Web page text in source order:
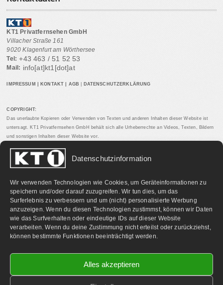
Datenschutzinformation
Wir verwenden Technologien wie Cookies, um Geräteinformationen zu
speichern und/oder darauf zuzugreifen. Wir tun dies, um das
Surferlebnis zu verbessern und um (nicht) personalisierte Werbung
anzuzeigen. Wenn du diesen Technologien zustimmst, können wir Daten
wie das Surfverhalten oder eindeutige IDs auf dieser Website
verarbeiten. Wenn du deine Zustimmung nicht erteilst oder zurückziehst,
können bestimmte Funktionen beeinträchtigt werden.
Alles akzeptieren
KT1 Privatfernsehen GmbH
Villacher Straße 161
9020 Klagenfurt am Wörthersee
Tel: +43 463 / 51 52 53
Mail: info[at]kt1[dot]at
IMPRESSUM KONTAKT AGB DATENSCHUTZERKLÄRUNG
COPYRIGHT:
Das unerlaubte Kopieren oder Verwenden von Texten und anderen Inhalten dieser Website ist
untersagt. KT1 Privatfernsehen GmbH behält sich alle Urheberrechte an Videos, Texten, Bildern
und sonstigen Inhalten dieser Website vor.
PARTNERLINKS: